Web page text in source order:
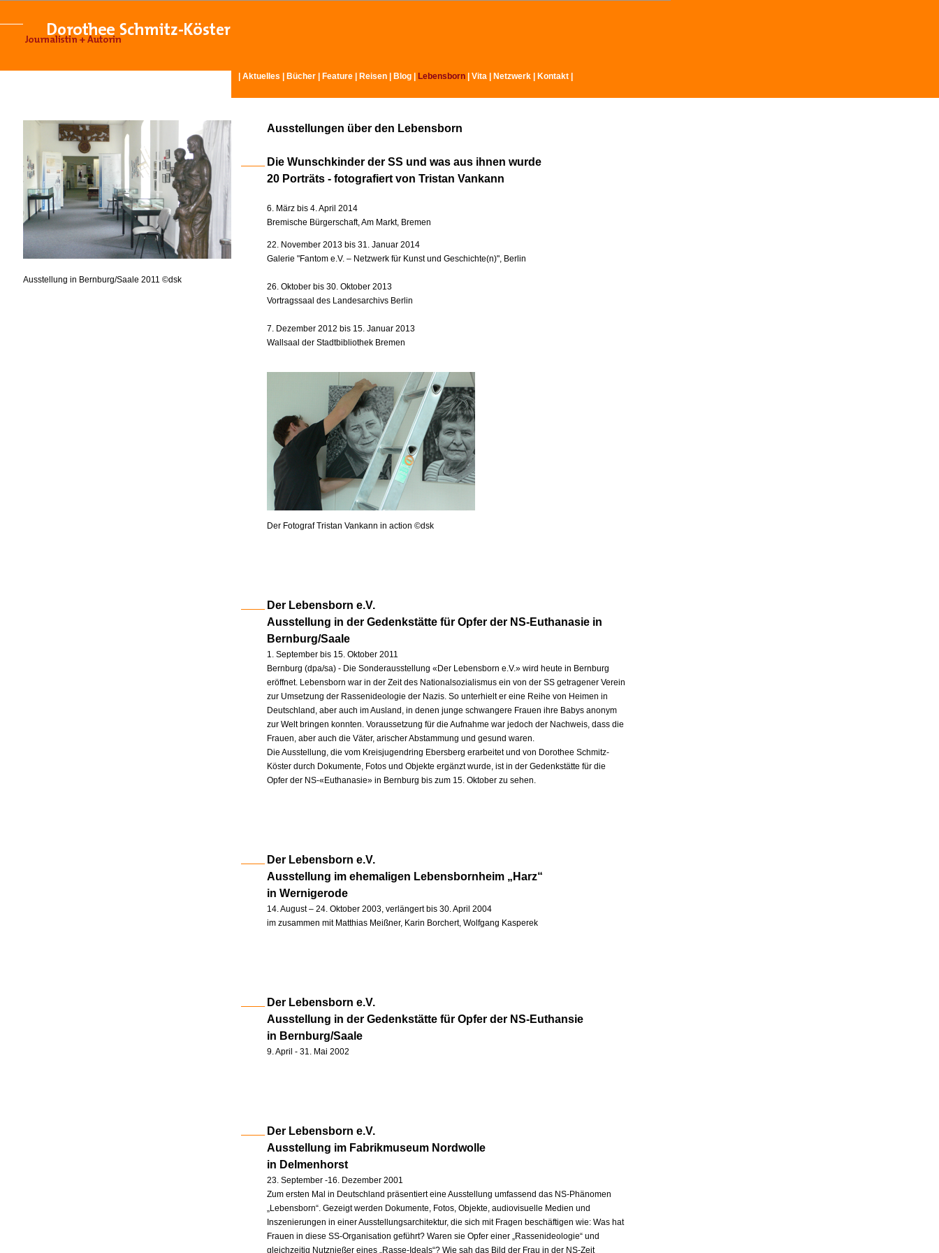
Aktuelles Bücher Feature Reisen Blog Lebensborn Vita Netzwerk Kontakt
Ausstellung in Bernburg/Saale 2011 ©dsk
Ausstellungen über den Lebensborn
Die Wunschkinder der SS und was aus ihnen wurde
20 Porträts - fotografiert von Tristan Vankann
6. März bis 4. April 2014
Bremische Bürgerschaft, Am Markt, Bremen
22. November 2013 bis 31. Januar 2014
Galerie "Fantom e.V. – Netzwerk für Kunst und Geschichte(n)", Berlin
26. Oktober bis 30. Oktober 2013
Vortragssaal des Landesarchivs Berlin
7. Dezember 2012 bis 15. Januar 2013
Wallsaal der Stadtbibliothek Bremen
Der Fotograf Tristan Vankann in action ©dsk
Der Lebensborn e.V.
Ausstellung in der Gedenkstätte für Opfer der NS-Euthanasie in
Bernburg/Saale
1. September bis 15. Oktober 2011
Bernburg (dpa/sa) - Die Sonderausstellung «Der Lebensborn e.V.» wird heute in Bernburg
eröffnet. Lebensborn war in der Zeit des Nationalsozialismus ein von der SS getragener Verein
zur Umsetzung der Rassenideologie der Nazis. So unterhielt er eine Reihe von Heimen in
Deutschland, aber auch im Ausland, in denen junge schwangere Frauen ihre Babys anonym
zur Welt bringen konnten. Voraussetzung für die Aufnahme war jedoch der Nachweis, dass die
Frauen, aber auch die Väter, arischer Abstammung und gesund waren.
Die Ausstellung, die vom Kreisjugendring Ebersberg erarbeitet und von Dorothee Schmitz-
Köster durch Dokumente, Fotos und Objekte ergänzt wurde, ist in der Gedenkstätte für die
Opfer der NS-«Euthanasie» in Bernburg bis zum 15. Oktober zu sehen.
Der Lebensborn e.V.
Ausstellung im ehemaligen Lebensbornheim „Harz“
in Wernigerode
14. August – 24. Oktober 2003, verlängert bis 30. April 2004
im zusammen mit Matthias Meißner, Karin Borchert, Wolfgang Kasperek
Der Lebensborn e.V.
Ausstellung in der Gedenkstätte für Opfer der NS-Euthansie
in Bernburg/Saale
9. April - 31. Mai 2002
Der Lebensborn e.V.
Ausstellung im Fabrikmuseum Nordwolle
in Delmenhorst
23. September -16. Dezember 2001
Zum ersten Mal in Deutschland präsentiert eine Ausstellung umfassend das NS-Phänomen
„Lebensborn“. Gezeigt werden Dokumente, Fotos, Objekte, audiovisuelle Medien und
Inszenierungen in einer Ausstellungsarchitektur, die sich mit Fragen beschäftigen wie: Was hat
Frauen in diese SS-Organisation geführt? Waren sie Opfer einer „Rassenideologie“ und
gleichzeitig Nutznießer eines „Rasse-Ideals“? Wie sah das Bild der Frau in der NS-Zeit